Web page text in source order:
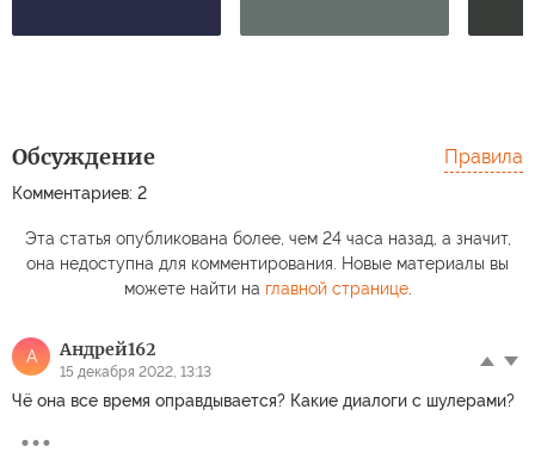
Обсуждение
Комментариев: 2
Правила
Эта статья опубликована более, чем 24 часа назад, а значит,
она недоступна для комментирования. Новые материалы вы
можете найти на главной странице.
А Андрей162
15 декабря 2022, 13:13
Чё она все время оправдывается? Какие диалоги с шулерами?